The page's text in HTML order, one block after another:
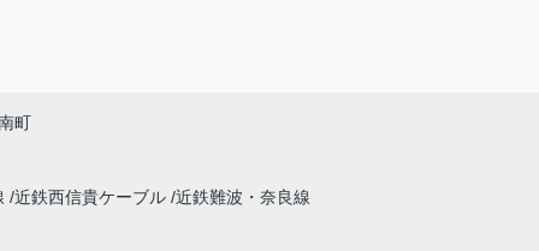
町
近鉄西信貴ケーブル 近鉄難波・奈良線